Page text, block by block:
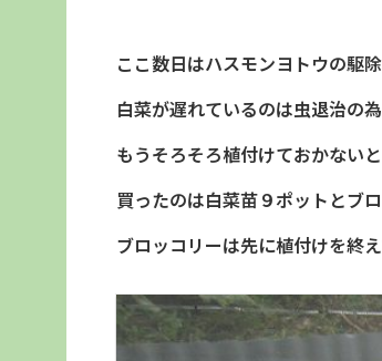
ここ数日はハスモンヨトウの駆
白菜が遅れているのは虫退治の
もうそろそろ植付けておかない
買ったのは白菜苗９ポットとブ
ブロッコリーは先に植付けを終